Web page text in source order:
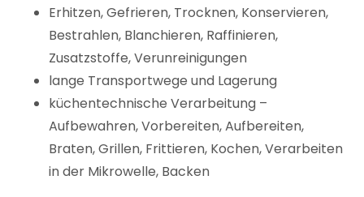
Erhitzen, Gefrieren, Trocknen, Konservieren,
Bestrahlen, Blanchieren, Raffinieren,
Zusatzstoffe, Verunreinigungen
lange Transportwege und Lagerung
küchentechnische Verarbeitung –
Aufbewahren, Vorbereiten, Aufbereiten,
Braten, Grillen, Frittieren, Kochen, Verarbeiten
in der Mikrowelle, Backen